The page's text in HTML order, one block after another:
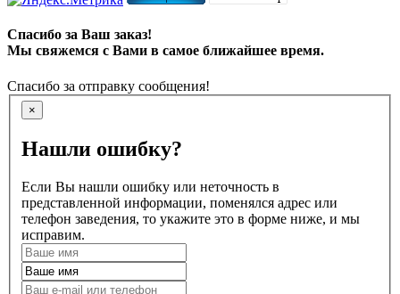
Спасибо за Ваш заказ!
Мы свяжемся с Вами в самое ближайшее время.
Спасибо за отправку сообщения!
×
Нашли ошибку?
Если Вы нашли ошибку или неточность в
представленной информации, поменялся адрес или
телефон заведения, то укажите это в форме ниже, и мы
исправим.